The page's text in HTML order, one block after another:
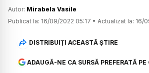
Autor: Mirabela Vasile
Publicat la: 16/09/2022 05:17 • Actualizat la: 16/
DISTRIBUIȚI ACEASTĂ ȘTIRE
ADAUGĂ-NE CA SURSĂ PREFERATĂ PE